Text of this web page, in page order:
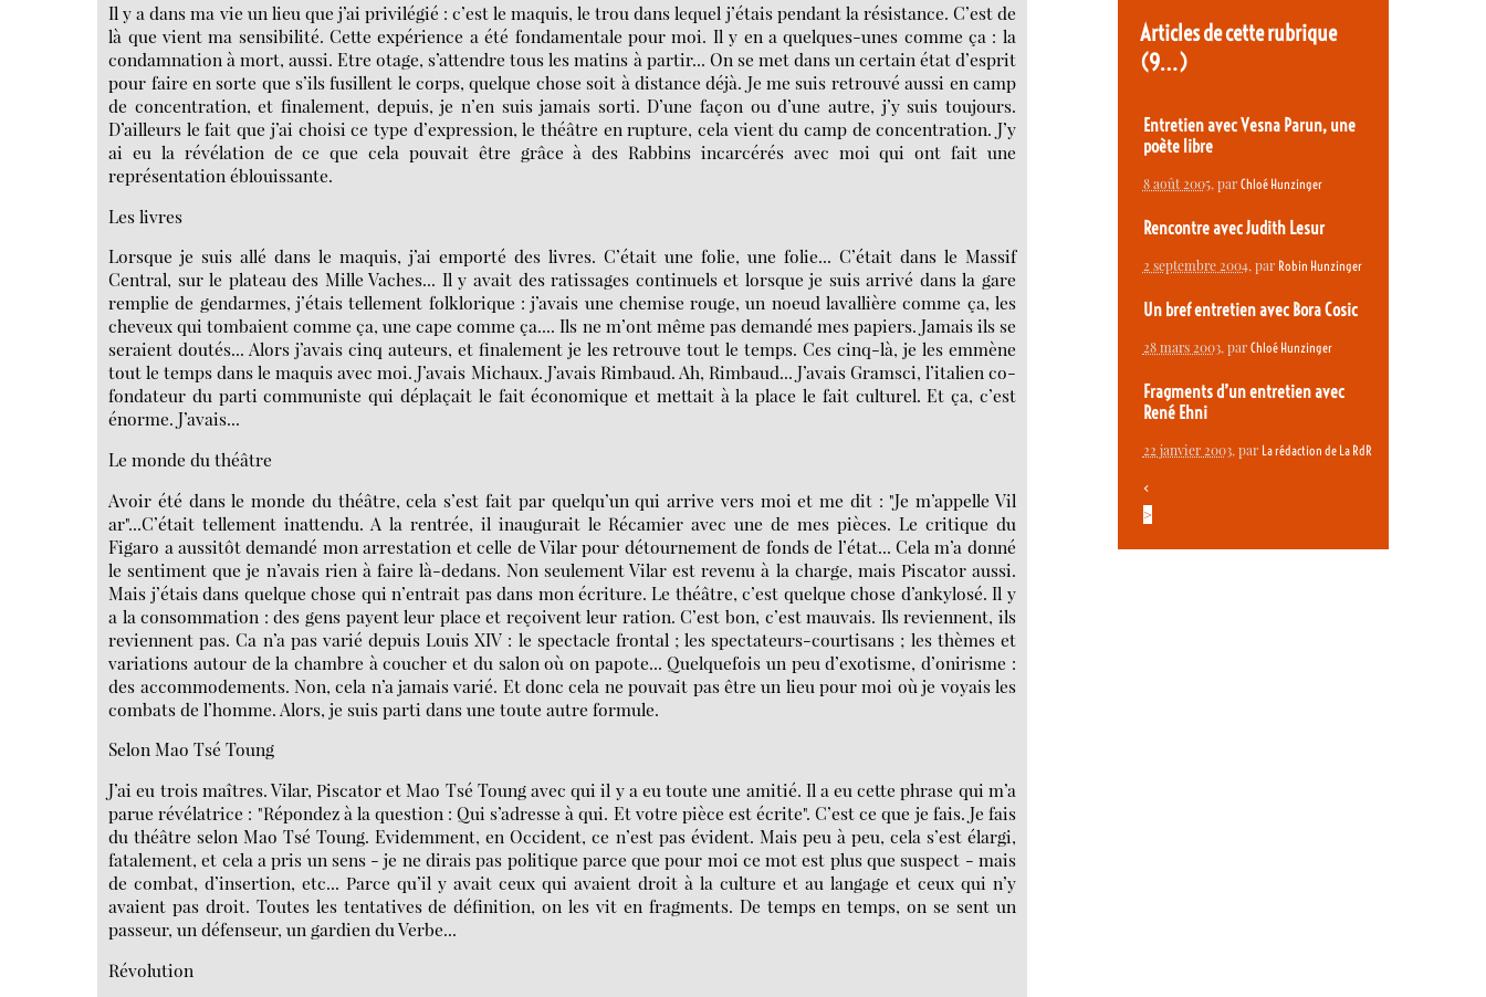
Il y a dans ma vie un lieu que j’ai privilégié : c’est le maquis, le trou dans lequel j’étais pendant la résistance. C’est de
là que vient ma sensibilité. Cette expérience a été fondamentale pour moi. Il y en a quelques-unes comme ça : la
condamnation à mort, aussi. Etre otage, s’attendre tous les matins à partir... On se met dans un certain état d’esprit
pour faire en sorte que s’ils fusillent le corps, quelque chose soit à distance déjà. Je me suis retrouvé aussi en camp
de concentration, et finalement, depuis, je n’en suis jamais sorti. D’une façon ou d’une autre, j’y suis toujours.
D’ailleurs le fait que j’ai choisi ce type d’expression, le théâtre en rupture, cela vient du camp de concentration. J’y
ai eu la révélation de ce que cela pouvait être grâce à des Rabbins incarcérés avec moi qui ont fait une
représentation éblouissante.
Les livres
Lorsque je suis allé dans le maquis, j’ai emporté des livres. C’était une folie, une folie... C’était dans le Massif
Central, sur le plateau des Mille Vaches... Il y avait des ratissages continuels et lorsque je suis arrivé dans la gare
remplie de gendarmes, j’étais tellement folklorique : j’avais une chemise rouge, un noeud lavallière comme ça, les
cheveux qui tombaient comme ça, une cape comme ça.... Ils ne m’ont même pas demandé mes papiers. Jamais ils se
seraient doutés... Alors j’avais cinq auteurs, et finalement je les retrouve tout le temps. Ces cinq-là, je les emmène
tout le temps dans le maquis avec moi. J’avais Michaux. J’avais Rimbaud. Ah, Rimbaud... J’avais Gramsci, l’italien co-
fondateur du parti communiste qui déplaçait le fait économique et mettait à la place le fait culturel. Et ça, c’est
énorme. J’avais...
Le monde du théâtre
Avoir été dans le monde du théâtre, cela s’est fait par quelqu’un qui arrive vers moi et me dit : "Je m’appelle Vil
ar"...C’était tellement inattendu. A la rentrée, il inaugurait le Récamier avec une de mes pièces. Le critique du
Figaro a aussitôt demandé mon arrestation et celle de Vilar pour détournement de fonds de l’état... Cela m’a donné
le sentiment que je n’avais rien à faire là-dedans. Non seulement Vilar est revenu à la charge, mais Piscator aussi.
Mais j’étais dans quelque chose qui n’entrait pas dans mon écriture. Le théâtre, c’est quelque chose d’ankylosé. Il y
a la consommation : des gens payent leur place et reçoivent leur ration. C’est bon, c’est mauvais. Ils reviennent, ils
reviennent pas. Ca n’a pas varié depuis Louis XIV : le spectacle frontal ; les spectateurs-courtisans ; les thèmes et
variations autour de la chambre à coucher et du salon où on papote... Quelquefois un peu d’exotisme, d’onirisme :
des accommodements. Non, cela n’a jamais varié. Et donc cela ne pouvait pas être un lieu pour moi où je voyais les
combats de l’homme. Alors, je suis parti dans une toute autre formule.
Selon Mao Tsé Toung
J’ai eu trois maîtres. Vilar, Piscator et Mao Tsé Toung avec qui il y a eu toute une amitié. Il a eu cette phrase qui m’a
parue révélatrice : "Répondez à la question : Qui s’adresse à qui. Et votre pièce est écrite". C’est ce que je fais. Je fais
du théâtre selon Mao Tsé Toung. Evidemment, en Occident, ce n’est pas évident. Mais peu à peu, cela s’est élargi,
fatalement, et cela a pris un sens - je ne dirais pas politique parce que pour moi ce mot est plus que suspect - mais
de combat, d’insertion, etc... Parce qu’il y avait ceux qui avaient droit à la culture et au langage et ceux qui n’y
avaient pas droit. Toutes les tentatives de définition, on les vit en fragments. De temps en temps, on se sent un
passeur, un défenseur, un gardien du Verbe...
Révolution
Articles de cette rubrique
(9…)
Entretien avec Vesna Parun, une
poète libre
8 août 2005, par Chloé Hunzinger
Rencontre avec Judith Lesur
2 septembre 2004, par Robin Hunzinger
Un bref entretien avec Bora Cosic
28 mars 2003, par Chloé Hunzinger
Fragments d’un entretien avec
René Ehni
22 janvier 2003, par La rédaction de La RdR
<
>